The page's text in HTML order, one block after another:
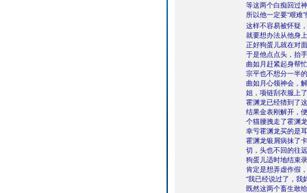
等这两个白痴回过
所以他一定要“艰难
这样不容易被怀疑
就要想办法从他身
正好狗蛋儿就在对
于是他点点头，抬
曲如月赶紧起身帮
宗平也不想分一半
曲如月心领神会，
姐，项链刮衣服上
霍渊龙已经猜到了
结果金表刚解开，
个猫腰拽走了霍渊
幸亏霍渊龙买的是
霍渊龙银屑病抹了
切，头也不回的往
狗蛋儿适时地结束
肯定是想弄虚作假
“我已经说过了，我
既然这两个畜生敢